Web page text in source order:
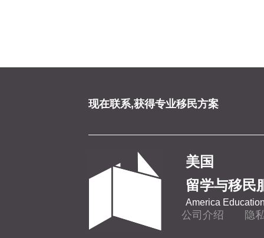
现在联系,获得专业移民方案
美国
留学与移民
America
公司介绍 隐